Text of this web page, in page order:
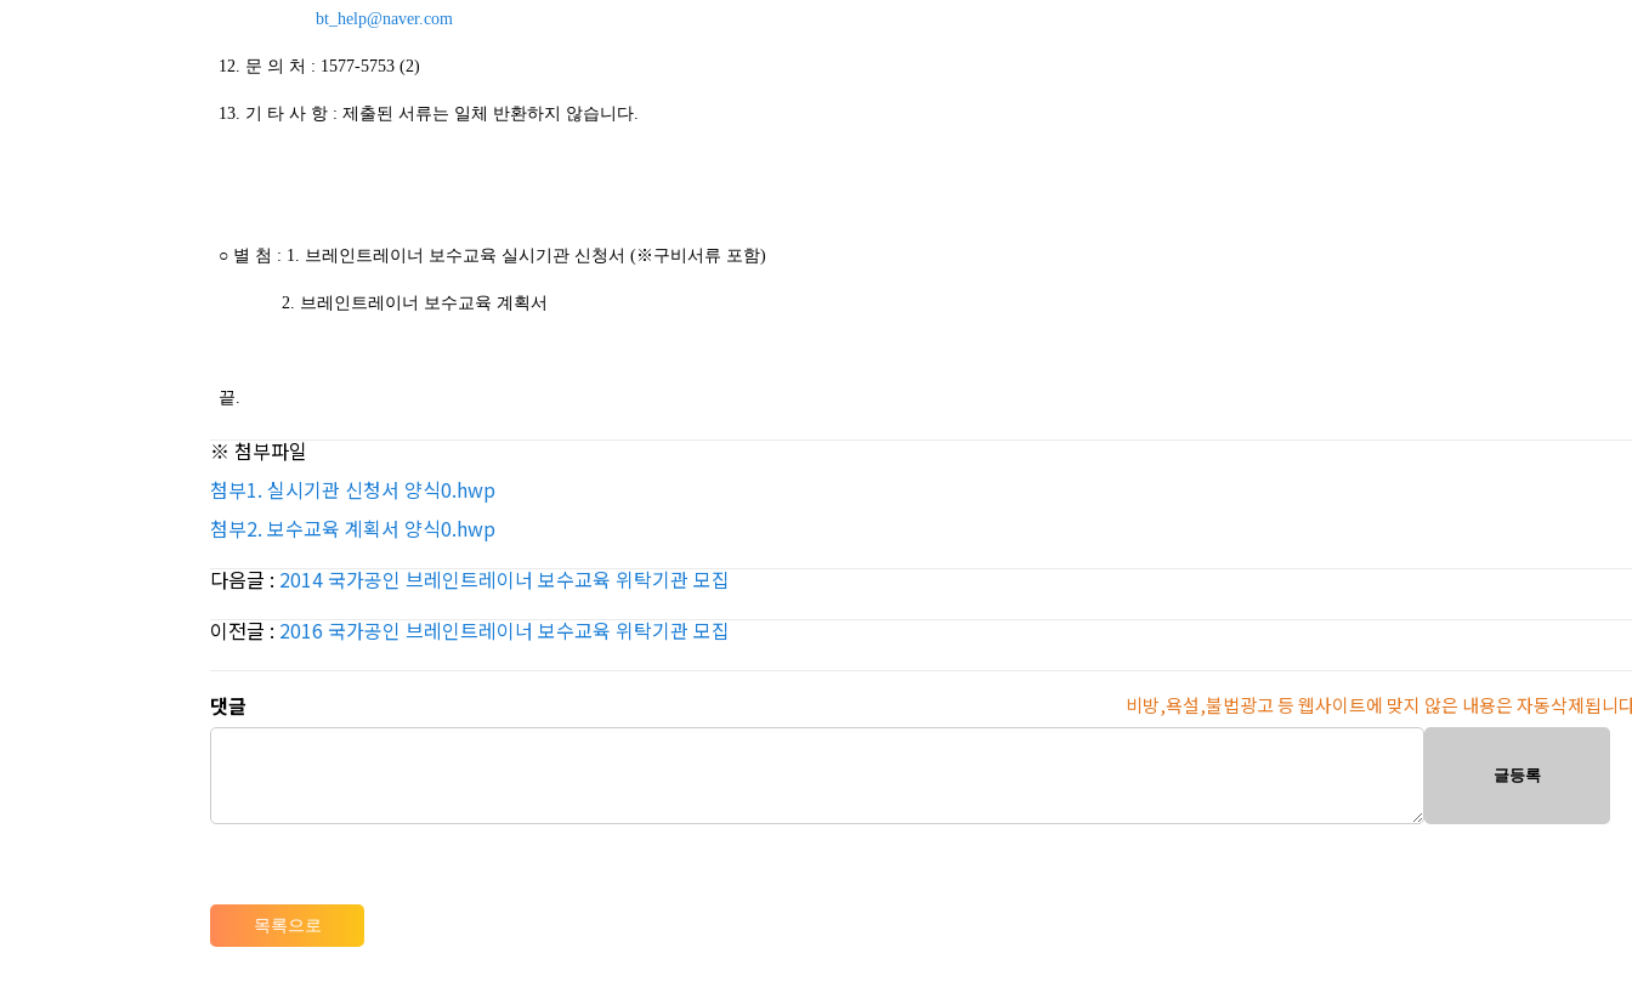
bt_help@naver.com
12. 문 의 처 : 1577-5753 (2)
13. 기 타 사 항 : 제출된 서류는 일체 반환하지 않습니다.
○ 별 첨 : 1. 브레인트레이너 보수교육 실시기관 신청서 (※구비서류 포함)
2. 브레인트레이너 보수교육 계획서
끝.
※ 첨부파일
첨부1. 실시기관 신청서 양식0.hwp
첨부2. 보수교육 계획서 양식0.hwp
다음글 : 2014 국가공인 브레인트레이너 보수교육 위탁기관 모집
이전글 : 2016 국가공인 브레인트레이너 보수교육 위탁기관 모집
댓글 비방,욕설,불법광고 등 웹사이트에 맞지 않은 내용은 자동삭제됩니
글등록
목록으로